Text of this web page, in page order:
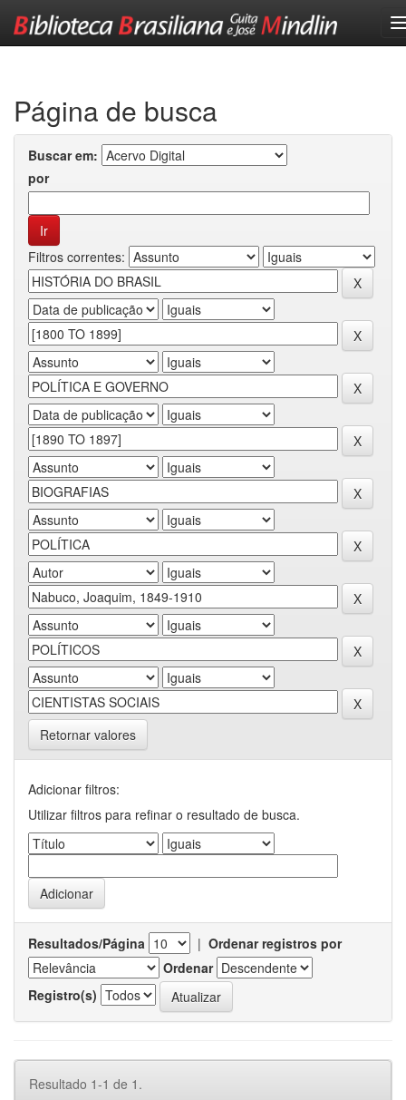
Página de busca
Buscar em:
por
Filtros correntes:
Retornar valores
Adicionar filtros:
Utilizar filtros para refinar o resultado de busca.
Resultados/Página | Ordenar registros por
Ordenar
Registro(s)
Resultado 1-1 de 1.